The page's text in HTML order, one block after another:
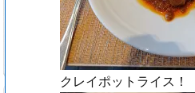
クレイポットライス！